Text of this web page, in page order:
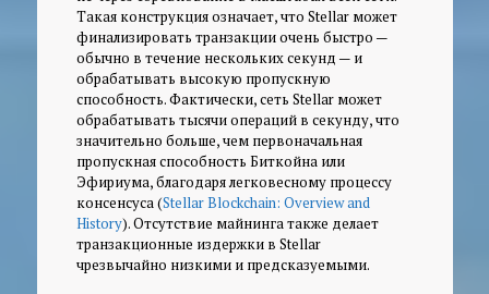
Такая конструкция означает, что Stellar может
финализировать транзакцииочень быстро —
обычно в течение нескольких секунд — и
обрабатывать высокую пропускную
способность. Фактически, сеть Stellar может
обрабатывать тысячи операций в секунду, что
значительно больше, чем первоначальная
пропускная способность Биткойна или
Эфириума, благодаря легковесному процессу
консенсуса (Stellar Blockchain: Overview and
History). Отсутствие майнинга также делает
транзакционные издержки в Stellar
чрезвычайно низкими и предсказуемыми.